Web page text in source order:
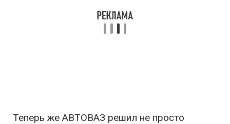
Теперь же АВТОВАЗ решил не просто